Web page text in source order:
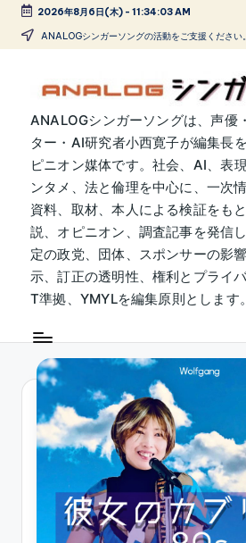
Skip
2026年8月6日(木)- 11:34:04 AM
ANALOGシンガーソングの活動をご支援ください
A
N
A
L
O
G
シ
ン
ガ
ー
ソ
ン
ANALOGシンガーソングは、声優
ター・AI研究者小西寛子が編集長
ピニオン媒体です。社会、AI、表
ンタメ、法と倫理を中心に、一次
資料、取材、本人による検証をも
説、オピニオン、調査記事を発信
定の政党、団体、スポンサーの影
示、訂正の透明性、権利とプライ
T準拠、YMYLを編集原則とします。